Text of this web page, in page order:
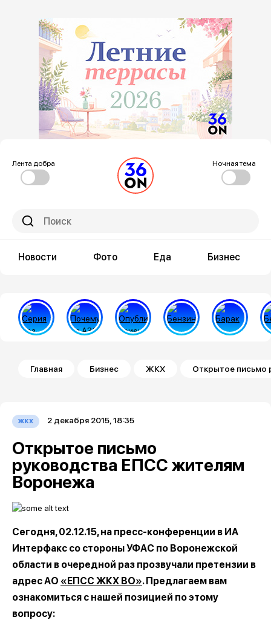
Лента добра Ночная тема
Новости Фото Еда Бизнес
Строка навигации
Главная Бизнес ЖКХ Открытое письмо
жкх 2 декабря 2015, 18:35
Открытое письмо
руководства ЕПСС жителям
Воронежа
Сегодня, 02.12.15, на пресс-конференции в ИА
Интерфакс со стороны УФАС по Воронежской
области в очередной раз прозвучали претензии в
адрес АО «ЕПСС ЖКХ ВО». Предлагаем вам
ознакомиться с нашей позицией по этому
вопросу: